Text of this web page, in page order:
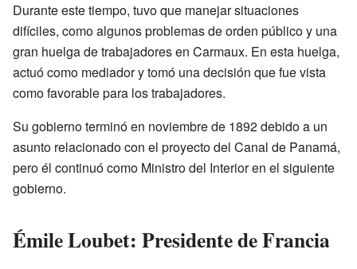
Durante este tiempo, tuvo que manejar situaciones
difíciles, como algunos problemas de orden público y una
gran huelga de trabajadores en Carmaux. En esta huelga,
actuó como mediador y tomó una decisión que fue vista
como favorable para los trabajadores.
Su gobierno terminó en noviembre de 1892 debido a un
asunto relacionado con el proyecto del Canal de Panamá,
pero él continuó como Ministro del Interior en el siguiente
gobierno.
Émile Loubet: Presidente de Francia